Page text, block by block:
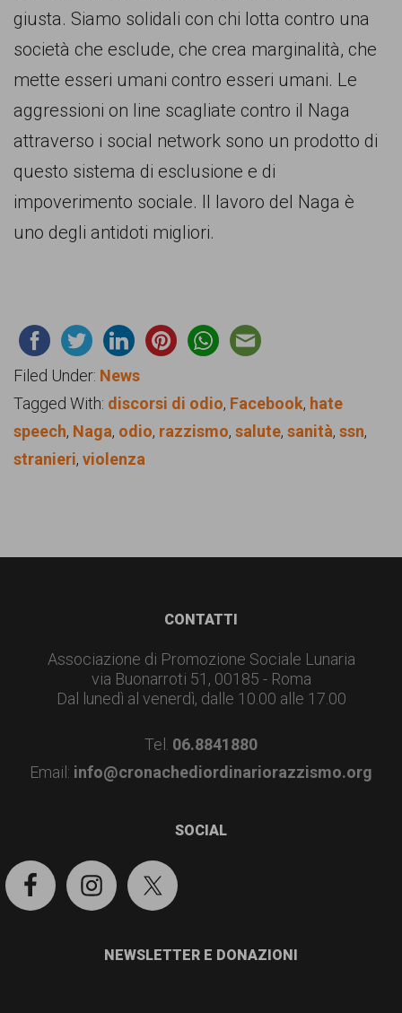
giusta. Siamo solidali con chi lotta contro una
società che esclude, che crea marginalità, che
mette esseri umani contro esseri umani. Le
aggressioni on line scagliate contro il Naga
attraverso i social network sono un prodotto di
questo sistema di esclusione e di
impoverimento sociale. Il lavoro del Naga è
uno degli antidoti migliori.
Filed Under: News
Tagged With: discorsi di odio, Facebook, hate
speech, Naga, odio, razzismo, salute, sanità, ssn,
stranieri, violenza
CONTATTI
Associazione di Promozione Sociale Lunaria
via Buonarroti 51, 00185 - Roma
Dal lunedì al venerdì, dalle 10.00 alle 17.00
Tel. 06.8841880
Email: info@cronachediordinariorazzismo.org
SOCIAL
NEWSLETTER E DONAZIONI